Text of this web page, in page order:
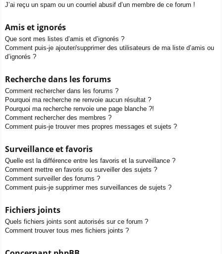
J’ai reçu un spam ou un courriel abusif d’un membre de ce forum !
Amis et ignorés
Que sont mes listes d’amis et d’ignorés ?
Comment puis-je ajouter/supprimer des utilisateurs de ma liste d’amis ou
d’ignorés ?
Recherche dans les forums
Comment rechercher dans les forums ?
Pourquoi ma recherche ne renvoie aucun résultat ?
Pourquoi ma recherche renvoie une page blanche ?!
Comment rechercher des membres ?
Comment puis-je trouver mes propres messages et sujets ?
Surveillance et favoris
Quelle est la différence entre les favoris et la surveillance ?
Comment mettre en favoris ou surveiller des sujets ?
Comment surveiller des forums ?
Comment puis-je supprimer mes surveillances de sujets ?
Fichiers joints
Quels fichiers joints sont autorisés sur ce forum ?
Comment trouver tous mes fichiers joints ?